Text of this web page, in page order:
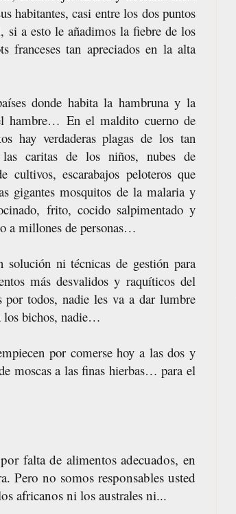
habitantes, casi entre los dos puntos
si a esto le añadimos la fiebre de los
franceses tan apreciados en la alta
donde habita la hambruna y la
hambre… En el maldito cuerno de
hay verdaderas plagas de los tan
las caritas de los niños, nubes de
cultivos, escarabajos peloteros que
gigantes mosquitos de la malaria y
frito, cocido salpimentado y
a millones de personas…
ni técnicas de gestión para
más desvalidos y raquíticos del
por todos, nadie les va a dar lumbre
los bichos, nadie…
por comerse hoy a las dos y
moscas a las finas hierbas… para el
falta de alimentos adecuados, en
Perono somos responsables usted
africanos ni los australes ni...